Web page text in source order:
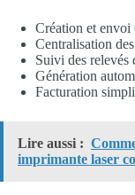
Création et envoi
Centralisation
Suivi des relevés
Génération
Facturation
Lire aussi :
imprimante laser